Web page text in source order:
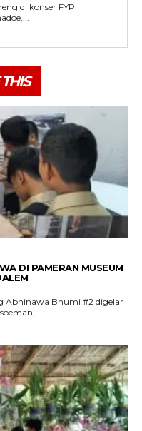
di konser FYP
DI PAMERAN MUSEUM
Abhinawa Bhumi #2 digelar